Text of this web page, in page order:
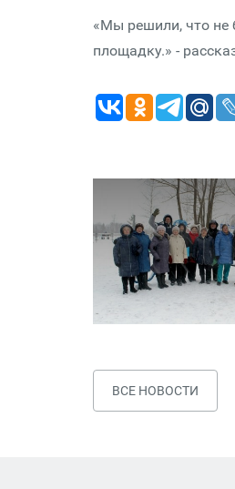
«Мы решили, что не
площадку.» -
ВСЕ НОВОСТИ